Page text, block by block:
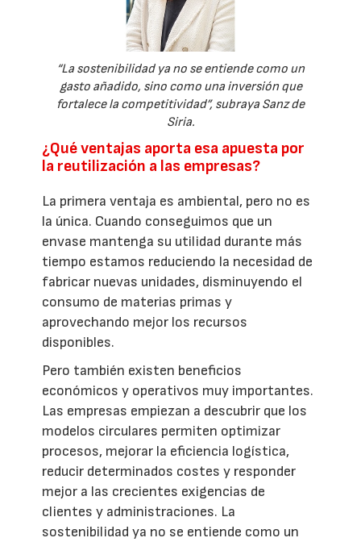
“La sostenibilidad ya no se entiende como un
gasto añadido, sino como una inversión que
fortalece la competitividad”, subraya Sanz de
Siria.
¿Qué ventajas aporta esa apuesta por
la reutilización a las empresas?
La primera ventaja es ambiental, pero no es
la única. Cuando conseguimos que un
envase mantenga su utilidad durante más
tiempo estamos reduciendo la necesidad de
fabricar nuevas unidades, disminuyendo el
consumo de materias primas y
aprovechando mejor los recursos
disponibles.
Pero también existen beneficios
económicos y operativos muy importantes.
Las empresas empiezan a descubrir que los
modelos circulares permiten optimizar
procesos, mejorar la eficiencia logística,
reducir determinados costes y responder
mejor a las crecientes exigencias de
clientes y administraciones. La
sostenibilidad ya no se entiende como un